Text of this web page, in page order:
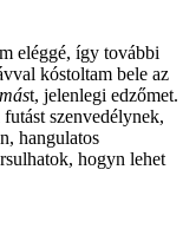
eléggé, így további
kóstoltam bele az
t, jelenlegi edzőmet.
szenvedélynek,
hangulatos
hogyn lehet